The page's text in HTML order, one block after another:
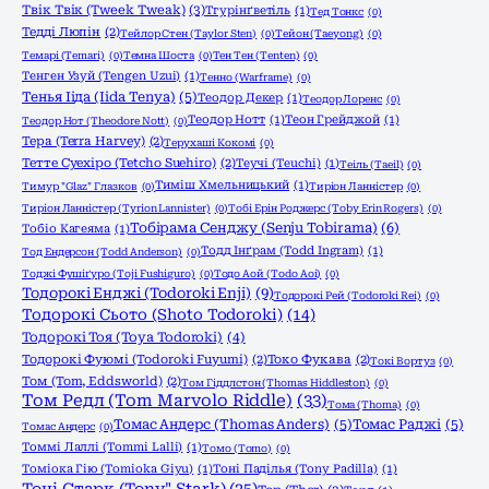
Твік Твік (Tweek Tweak) (3)Тгурінґветіль (1)Тед Тонкс (0)
Тедді Люпін (2)Тейлор Стен (Taylor Sten) (0)Тейон (Taeyong) (0)
Темарі (Temari) (0)Темна Шоста (0)Тен Тен (Tenten) (0)
Тенген Узуй (Tengen Uzui) (1)Тенно (Warframe) (0)
Тенья Ііда (Iida Tenya) (5)Теодор Декер (1)Теодор Лоренс (0)
Теодор Нот (Theodore Nott) (0)Теодор Нотт (1)Теон Грейджой (1)
Тера (Terra Harvey) (2)Терухаші Кокомі (0)
Тетте Суехіро (Tetcho Suehiro) (2)Теучі (Teuchi) (1)Теіль (Taeil) (0)
Тимур "Glaz" Глазков (0)Тиміш Хмельницький (1)Тиріон Ланністер (0)
Тиріон Ланністер (Tyrion Lannister) (0)Тобі Ерін Роджерс (Toby Erin Rogers) (0)
Тобіо Кагеяма (1)Тобірама Сенджу (Senju Tobirama) (6)
Тод Ендерсон (Todd Anderson) (0)Тодд Інґрам (Todd Ingram) (1)
Тоджі Фушіґуро (Toji Fushiguro) (0)Тодо Аой (Todo Aoi) (0)
Тодорокі Енджі (Todoroki Enji) (9)Тодорокі Рей (Todoroki Rei) (0)
Тодорокі Сьото (Shoto Todoroki) (14)
Тодорокі Тоя (Toya Todoroki) (4)
Тодорокі Фуюмі (Todoroki Fuyumi) (2)Токо Фукава (2)Токі Вортуз (0)
Том (Tom, Eddsworld) (2)Том Гіддлстон (Thomas Hiddleston) (0)
Том Редл (Tom Marvolo Riddle) (33)Тома (Thoma) (0)
Томас Андерс (0)Томас Андерс (Thomas Anders) (5)Томас Раджі (5)
Томмі Лаллі (Tommi Lalli) (1)Томо (Tomo) (0)
Томіока Гію (Tomioka Giyu) (1)Тоні Паділья (Tony Padilla) (1)